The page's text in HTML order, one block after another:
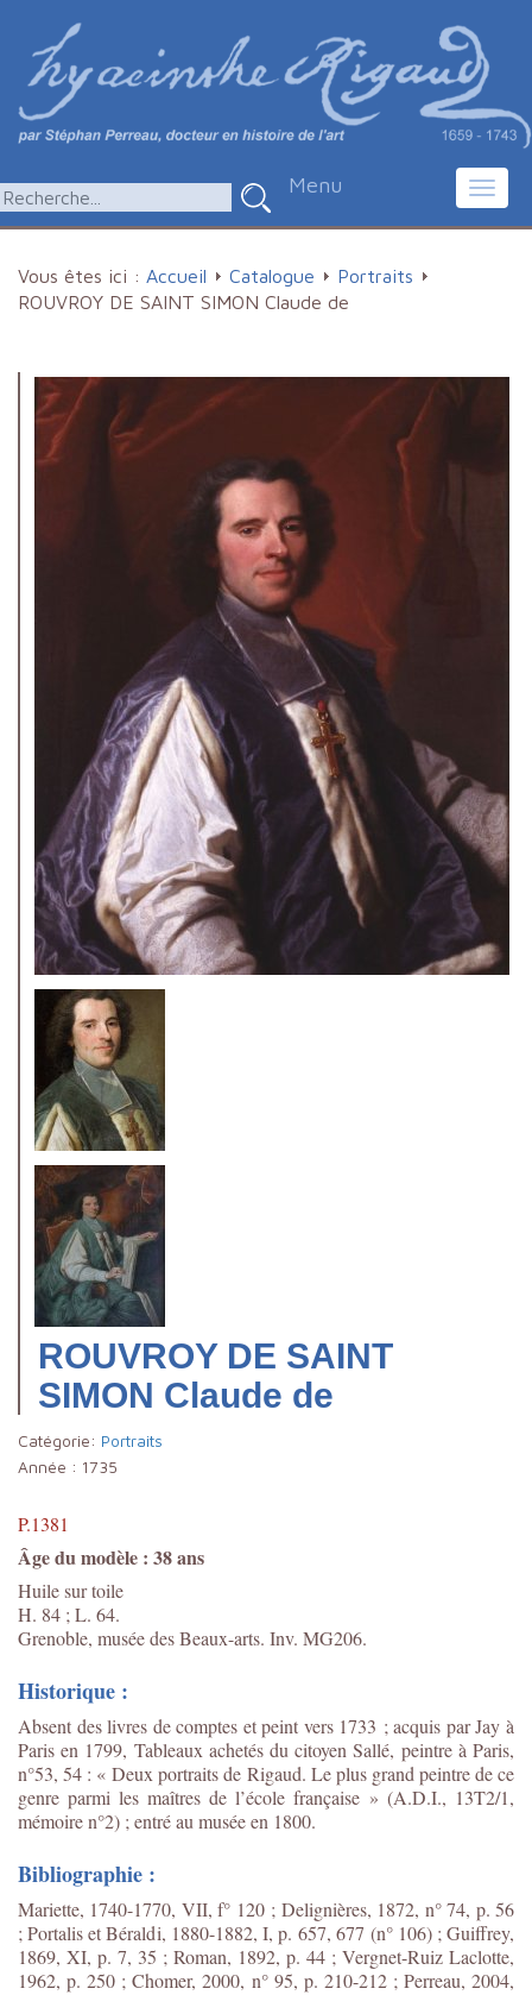
Menu
Vous êtes ici : Accueil Catalogue
Portraits
ROUVROY DE SAINT SIMON Claude de
ROUVROY DE SAINT
SIMON Claude de
Catégorie: Portraits
Année : 1735
P.1381
Âge du modèle : 38 ans
Huile sur toile
H. 84 ; L. 64.
Grenoble, musée des Beaux-arts. Inv. MG206.
Historique :
Absent des livres de comptes et peint vers 1733 ; acquis par Jay à
Paris en 1799, Tableaux achetés du citoyen Sallé, peintre à Paris,
n°53, 54 : « Deux portraits de Rigaud. Le plus grand peintre de ce
genre parmi les maîtres de l’école française » (A.D.I., 13T2/1,
mémoire n°2) ; entré au musée en 1800.
Bibliographie :
Mariette, 1740-1770, VII, f° 120 ; Delignières, 1872, n° 74, p. 56
; Portalis et Béraldi, 1880-1882, I, p. 657, 677 (n° 106) ; Guiffrey,
1869, XI, p. 7, 35 ; Roman, 1892, p. 44 ; Vergnet-Ruiz Laclotte,
1962, p. 250 ; Chomer, 2000, n° 95, p. 210-212 ; Perreau, 2004,